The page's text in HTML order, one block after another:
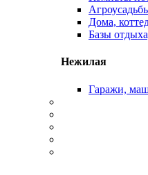
Дома,
Базы
Нежилая
Гаражи,